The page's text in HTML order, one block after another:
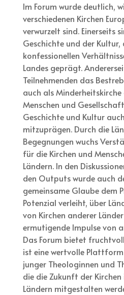
Im Forum wurde deutlich,
verschiedenen Kirchen
verwurzelt sind. Einerseits
Geschichte und der
konfessionellen
Landes geprägt.
Teilnehmenden das
auch als Minderheitskirche
Menschen und
Geschichte und Kultur
mitzuprägen. Durch die
Begegnungen wuchs
für die Kirchen und
Ländern. In den
den Outputs wurde auch
gemeinsame Glaube dem
Potenzial verleiht, über
von Kirchen anderer
ermutigende Impulse von
Das Forum bietet
ist eine wertvolle
junger Theologinnen und
die die Zukunft der
Ländern mitgestalten